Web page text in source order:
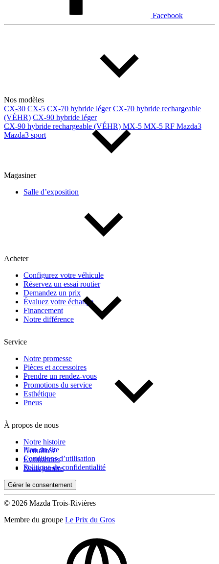
Facebook
Nos modèles
CX-30 CX-5 CX-70 hybride léger CX-70 hybride rechargeable
(VÉHR) CX-90 hybride léger
CX-90 hybride rechargeable (VÉHR) MX-5 MX-5 RF Mazda3
Mazda3 sport
Magasiner
Salle d’exposition
Acheter
Configurez votre véhicule
Réservez un essai routier
Demandez un prix
Évaluez votre échange
Financement
Notre différence
Service
Notre promesse
Pièces et accessoires
Prendre un rendez-vous
Promotions du service
Esthétique
Pneus
À propos de nous
Notre histoire
Actualités
Évaluations
Nous joindre
Plan du site
Conditions d’utilisation
Politique de confidentialité
Gérer le consentement
© 2026 Mazda Trois-Rivières
Membre du groupe Le Prix du Gros